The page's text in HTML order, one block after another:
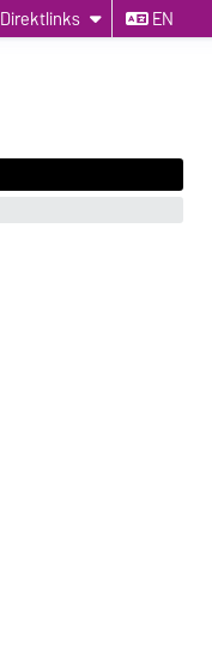
Direktlinks EN